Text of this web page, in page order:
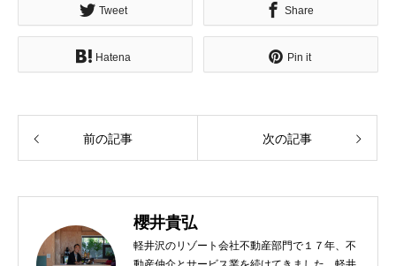
Tweet Share
Hatena Pin it
前の記事 次の記事
櫻井貴弘
軽井沢のリゾート会社不動産部門で１７年、不